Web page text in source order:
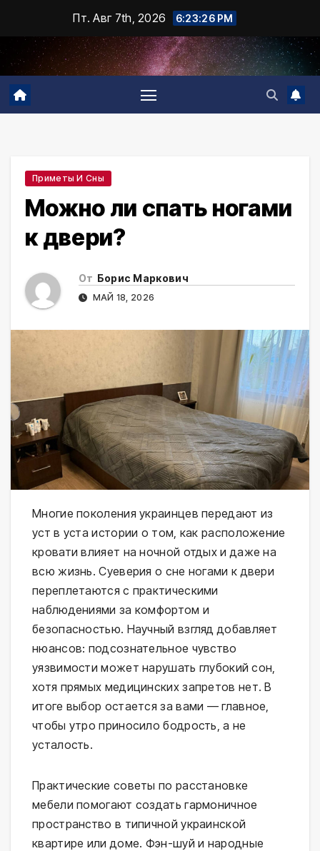
содержимому
Пт. Авг 7th, 2026 6:23:27 PM
Приметы И Сны
Можно ли спать ногами
к двери?
От Борис Маркович
МАЙ 18, 2026
Многие поколения украинцев передают из
уст в уста истории о том, как расположение
кровати влияет на ночной отдых и даже на
всю жизнь. Суеверия о сне ногами к двери
переплетаются с практическими
наблюдениями за комфортом и
безопасностью. Научный взгляд добавляет
нюансов: подсознательное чувство
уязвимости может нарушать глубокий сон,
хотя прямых медицинских запретов нет. В
итоге выбор остается за вами — главное,
чтобы утро приносило бодрость, а не
усталость.
Практические советы по расстановке
мебели помогают создать гармоничное
пространство в типичной украинской
квартире или доме. Фэн-шуй и народные